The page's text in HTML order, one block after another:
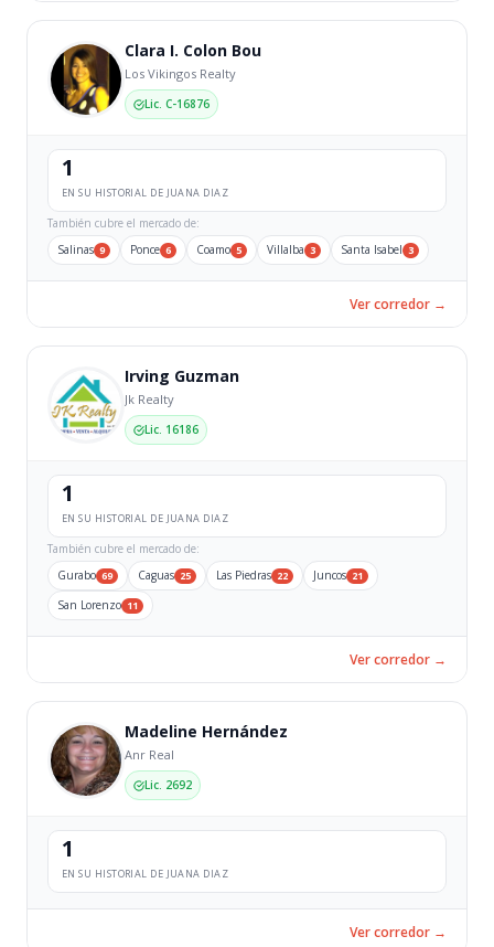
Clara I. Colon Bou
Los Vikingos Realty
Lic. C-16876
1
EN SU HISTORIAL DE JUANA DIAZ
También cubre el mercado de:
Salinas 9 Ponce 6 Coamo 5 Villalba 3 Santa Isabel 3
Ver corredor →
Irving Guzman
Jk Realty
Lic. 16186
1
EN SU HISTORIAL DE JUANA DIAZ
También cubre el mercado de:
Gurabo 69 Caguas 25 Las Piedras 22 Juncos 21
San Lorenzo 11
Ver corredor →
Madeline Hernández
Anr Real
Lic. 2692
1
EN SU HISTORIAL DE JUANA DIAZ
Ver corredor →